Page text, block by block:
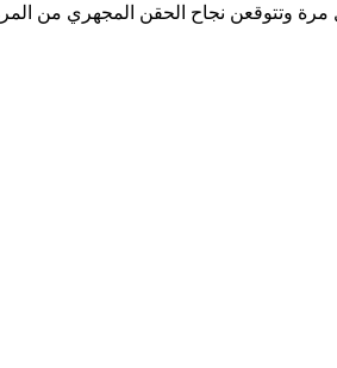
وتتوقعن نجاح الحقن المجهري من